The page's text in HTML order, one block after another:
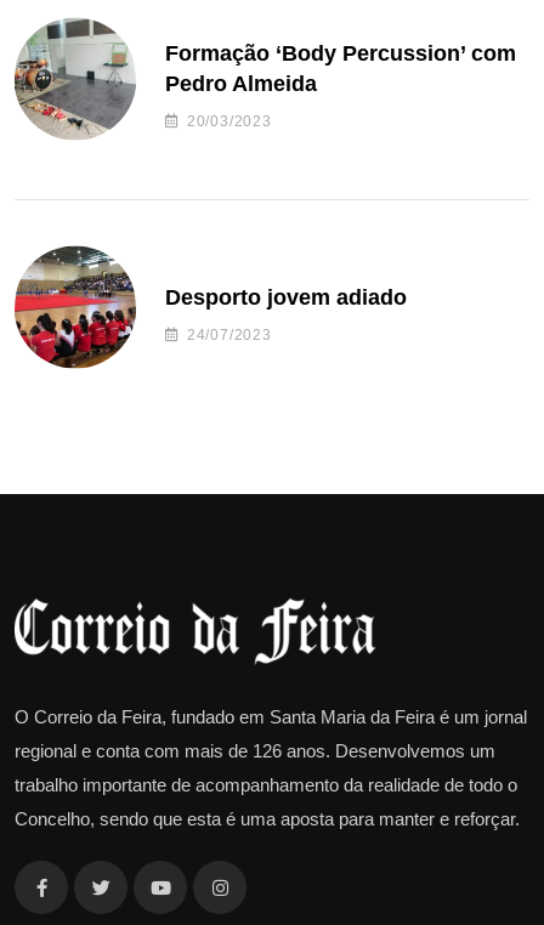
Formação ‘Body Percussion’ com
Pedro Almeida
20/03/2023
Desporto jovem adiado
24/07/2023
O Correio da Feira, fundado em Santa Maria da Feira é um jornal
regional e conta com mais de 126 anos. Desenvolvemos um
trabalho importante de acompanhamento da realidade de todo o
Concelho, sendo que esta é uma aposta para manter e reforçar.